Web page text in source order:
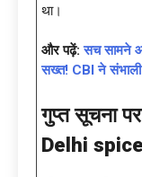
था।
और पढ़ें:सच सामने
सख्त! CBI ने
गुप्त सूचना पर
Delhi